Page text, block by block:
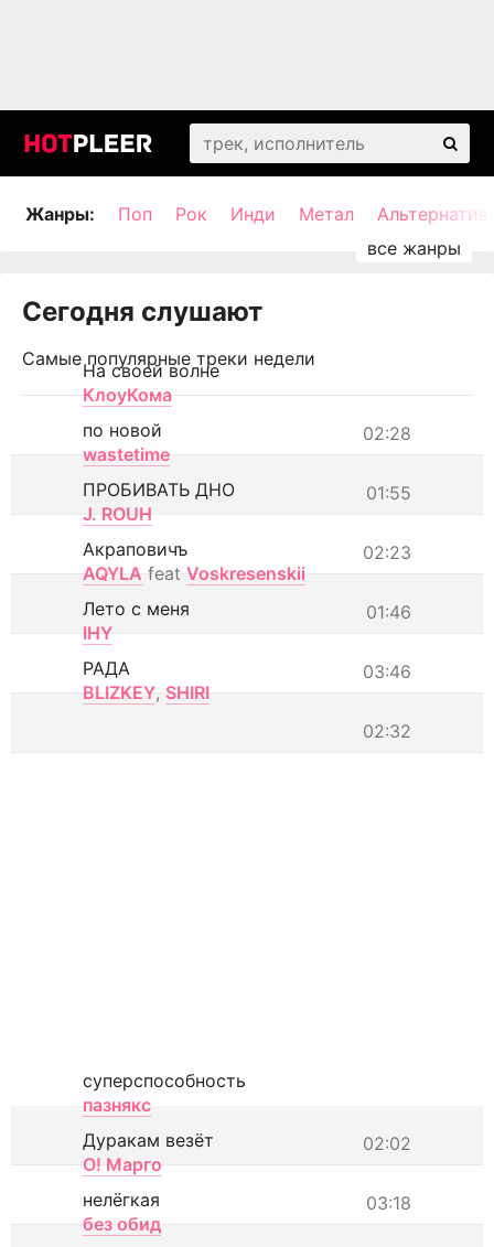
Жанры: Поп Рок Инди Метал
Сегодня слушают
Самые популярные треки недели
На своей волне
КлоуКома
02:28
по новой
wastetime
01:55
ПРОБИВАТЬ ДНО
J. ROUH
02:23
Акраповичъ
AQYLA feat Voskresenskii
01:46
Лето с меня
IHY
03:46
РАДА
BLIZKEY, SHIRI
02:32
суперспособность
пазнякс
02:02
Дуракам везёт
О! Марго
03:18
нелёгкая
без обид